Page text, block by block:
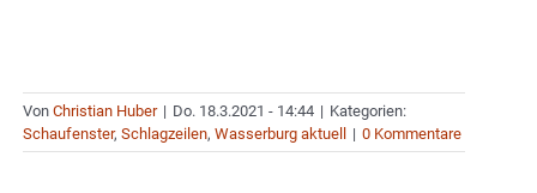
Von Christian Huber | Do. 18.3.2021 - 14:44 | Kategorien:
Schaufenster, Schlagzeilen, Wasserburg aktuell | 0 Kommentare